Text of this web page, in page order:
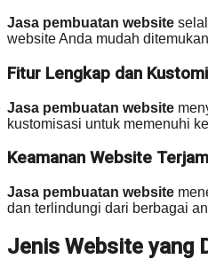
Jasa pembuatan website
website Anda mudah
Fitur Lengkap dan
Jasa pembuatan website
kustomisasi untuk memenuhi
Keamanan Website
Jasa pembuatan website
dan terlindungi dari berbagai
Jenis Website yang